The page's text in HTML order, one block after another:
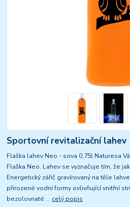
Sportovní revitalizační lahev
Flaška lahev Neo - sova 0,75l Naturesa
Flaška Neo. Lahev se vyznačuje tím, že
Energetický zářič gravírovaný na těle
přirozené vodní formy ovlivňující vnitřní
bezolovnaté ... celý popis